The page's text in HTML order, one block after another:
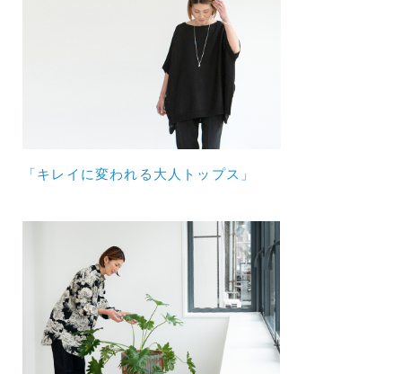
「キレイに変われる大人トップス」